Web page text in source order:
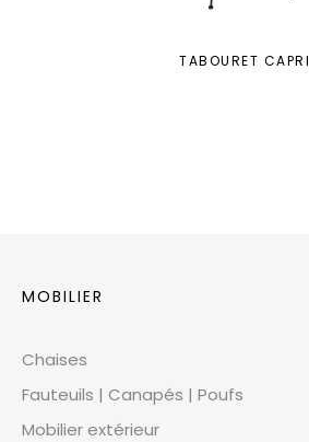
TABOURET CAPRI
MOBILIER
Chaises
Fauteuils | Canapés | Poufs
Mobilier extérieur